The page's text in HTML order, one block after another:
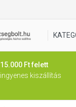
15.000 Ft felett
ingyenes kiszállítás